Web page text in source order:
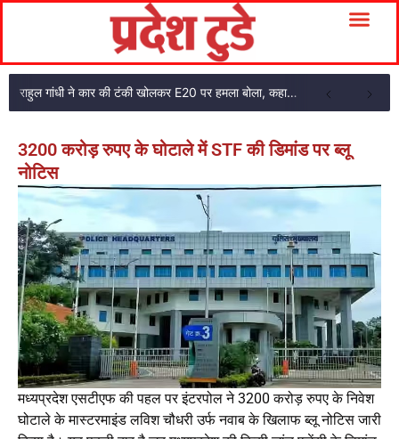
राहुल गांधी ने कार की टंकी खोलकर E20 पर हमला बोला, कहा- पूरी दाल ही काली है
3200 करोड़ रुपए के घोटाले में STF की डिमांड पर ब्लू
नोटिस
मध्यप्रदेश एसटीएफ की पहल पर इंटरपोल ने 3200 करोड़ रुपए के निवेश
घोटाले के मास्टरमाइंड लविश चौधरी उर्फ नवाब के खिलाफ ब्लू नोटिस जारी